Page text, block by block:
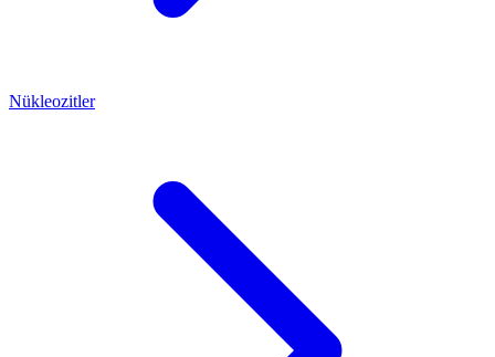
Nükleozitler